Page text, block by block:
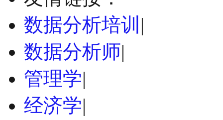
数据分析培训 |
数据分析师|
管理学|
经济学|